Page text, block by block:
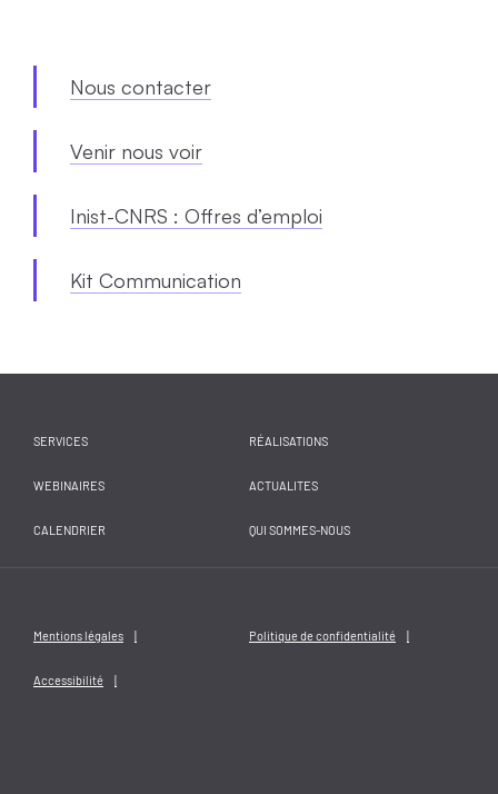
Nous contacter
Venir nous voir
Inist-CNRS : Offres d’emploi
Kit Communication
SERVICES RÉALISATIONS
WEBINAIRES ACTUALITES
CALENDRIER QUI SOMMES-NOUS
Mentions légales Politique de confidentialité
Accessibilité